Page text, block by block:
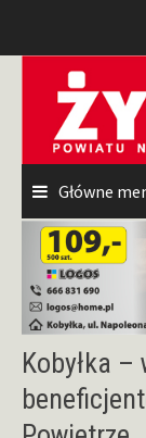
Główne
Kobyłka